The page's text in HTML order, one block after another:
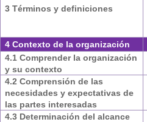
3 Términos y definiciones
4 Contexto de la organización
4.1 Comprender la organización
y su contexto
4.2 Comprensión de las
necesidades y expectativas de
las partes interesadas
4.3 Determinación del alcance